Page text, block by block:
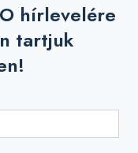
hírlevelére
tartjuk